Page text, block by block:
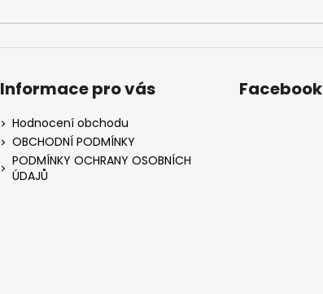
Informace pro vás
Hodnocení obchodu
OBCHODNÍ PODMÍNKY
PODMÍNKY OCHRANY OSOBNÍCH
ÚDAJŮ
Facebook